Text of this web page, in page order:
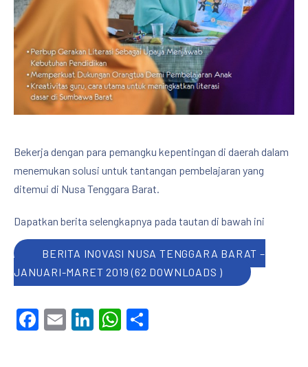
Bekerja dengan para pemangku kepentingan di daerah dalam
menemukan solusi untuk tantangan pembelajaran yang
ditemui di Nusa Tenggara Barat.
Dapatkan berita selengkapnya pada tautan di bawah ini
BERITA INOVASI NUSA TENGGARA BARAT –
JANUARI-MARET 2019 (62 DOWNLOADS )
Facebook
EmailLinkedIn
WhatsApp